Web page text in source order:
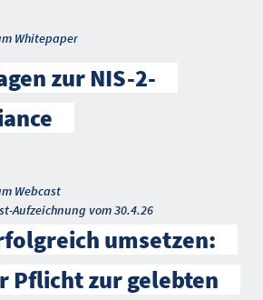
Whitepaper
zur NIS-2-
Webcast
Aufzeichnung vom 30.4.26
umsetzen:
Pflicht zur gelebten